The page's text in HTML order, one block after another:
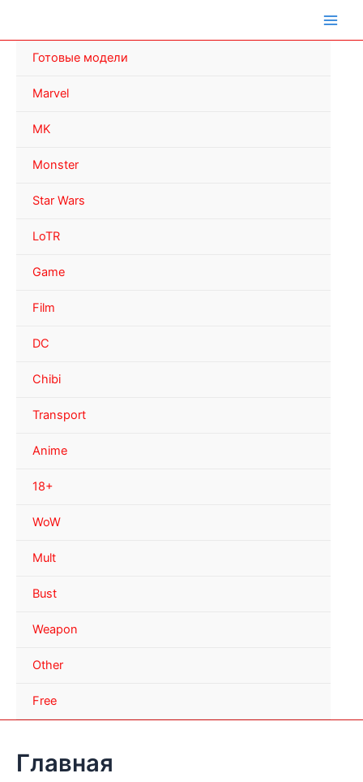
Готовые модели
Marvel
MK
Monster
Star Wars
LoTR
Game
Film
DC
Chibi
Transport
Anime
18+
WoW
Mult
Bust
Weapon
Other
Free
Главная